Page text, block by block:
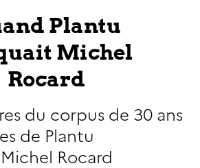
Plantu
Michel
Rocard
du corpus de 30 ans
de Plantu
Rocard